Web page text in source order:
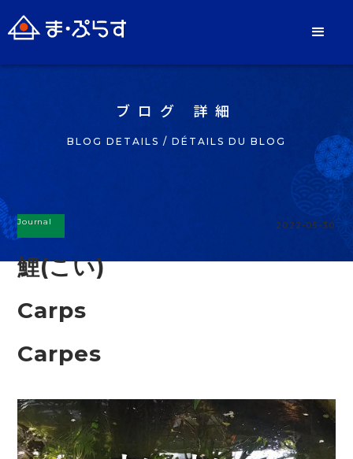
ブログ 詳細
BLOG DETAILS / DÉTAILS DU BLOG
Journal 2022-05-30
鯉(こい)
Carps
Carpes